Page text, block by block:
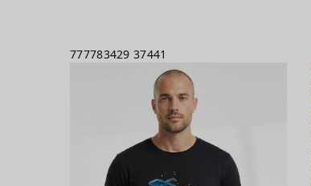
777783429 37441